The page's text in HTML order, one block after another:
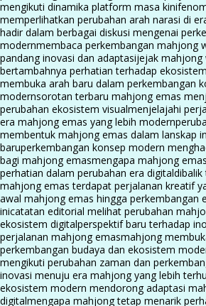
mengikuti dinamika platform masa kini
memperlihatkan perubahan arah narasi di
hadir dalam berbagai diskusi mengenai
modernmembaca perkembangan mahjong
pandang inovasi dan adaptasijejak mahjong
bertambahnya perhatian terhadap
membuka arah baru dalam perkembangan
modernsorotan terbaru mahjong emas
perubahan ekosistem visualmenjelajahi
era mahjong emas yang lebih modern
membentuk mahjong emas dalam lanskap
baruperkembangan konsep modern
bagi mahjong emasmengapa mahjong
perhatian dalam perubahan era digitaldibalik
mahjong emas terdapat perjalanan kreatif
awal mahjong emas hingga perkembangan
inicatatan editorial melihat perubahan
ekosistem digitalperspektif baru terhadap
perjalanan mahjong emasmahjong
perkembangan budaya dan ekosistem
mengikuti perubahan zaman dan
inovasi menuju era mahjong yang lebih
ekosistem modern mendorong adaptasi
digitalmengapa mahjong tetap menarik